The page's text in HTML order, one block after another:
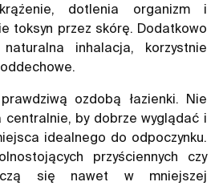
dotlenia organizm i
toksyn przez skórę. Dodatkowo
inhalacja, korzystnie
ozdobą łazienki. Nie
centralnie, by dobrze wyglądać i
idealnego do odpoczynku.
przyściennych czy
się nawet w mniejszej